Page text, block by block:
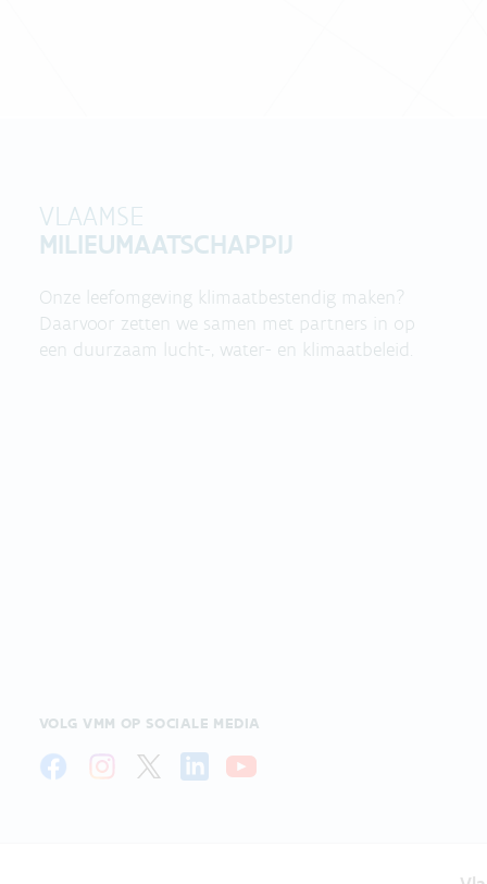
VLAAMSE
MILIEUMAATSCHAPPIJ
Onze leefomgeving klimaatbestendig maken?
Daarvoor zetten we samen met partners in op
een duurzaam lucht-, water- en klimaatbeleid.
VOLG VMM OP SOCIALE MEDIA